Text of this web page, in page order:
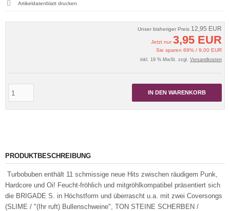
Unser bisheriger Preis 12,95 EUR
Jetzt nur3,95 EUR
Sie sparen 69% / 9,00 EUR
inkl. 19 % MwSt. zzgl. Versandkosten
IN DEN WARENKORB
Artikeldatenblatt drucken
PRODUKTBESCHREIBUNG
Turbobuben enthält 11 schmissige neue Hits zwischen räudigem Punk,
Hardcore und Oi! Feucht-fröhlich und mitgröhlkompatibel präsentiert sich
die BRIGADE S. in Höchstform und überrascht u.a. mit zwei Coversongs
(SLIME / "(Ihr ruft) Bullenschweine", TON STEINE SCHERBEN /